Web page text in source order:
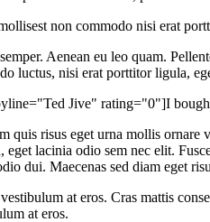
non commodo nisi erat
Aenean eu leo quam.
luctus, nisi erat porttitor ligula,
Jive" rating="0"]I
quis risus eget urna mollis ornare
lacinia odio sem nec elit.
dui. Maecenas sed diam eget
at eros. Cras mattis
at eros.